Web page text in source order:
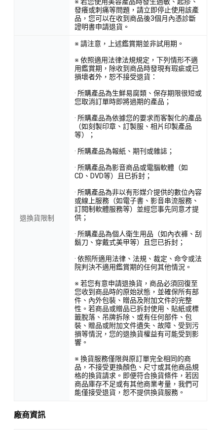
發癢或刺痛等問題，請立即停止使用該產
品，您可以在收到商品後3個月內憑診斷
證明書申請退貨。
退換貨限制
※ 請注意，上述鑑賞期並非試用期。
※ 依照適用法律法規規定，下列情形不適
用鑑賞期，除收到商品時發現有瑕疵或已
損壞者外，恕不接受退貨：
· 所購產品為生鮮易腐類、保存期限很短或
您取消訂單時即將過期的產品；
· 所購產品為依據您的要求而客製化的產品
（如刻製印章、訂製服、相片印製產品
等）；
· 所購產品為報紙、期刊或雜誌；
· 所購產品為影音商品或電腦軟體（如
CD、DVD等）且已拆封；
· 所購產品為非以有形媒介提供的數位內容
或線上服務（如電子書、影音串流服務、
訂閱制軟體服務等）並經您事先同意才提
供；
· 所購產品為個人衛生用品（如內衣褲、刮
鬍刀、穿戴式美甲等）且您已拆封；
· 依照所適用法律、法規、裁定、命令或法
院判決不適用鑑賞期的任何其他情況。
※ 若您有意申請退換貨，商品必須回復至
您收到商品時的原始狀態，並確保所有部
件、內外包裝、贈品及附加文件的完整
性。若商品或贈品已拆封使用、貼紙或標
籤脫落、吊牌拆除、或有任何部件、包
裝、贈品或附加文件遺失、故障、受到污
損等情況，您的退換貨權益有可能受到影
響。
※ 換貨服務僅限與原訂單完全相同的商
品，不接受更換顏色、尺寸或其他商品規
格的換貨請求。即便符合換貨條件，若因
商品庫存不足或有其他商業考量，我們可
能僅接受退貨，恕不提供換貨服務。
廠商資訊